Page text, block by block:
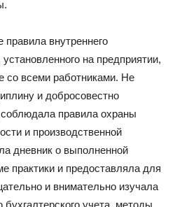
внутреннего
на предприятии,
со всеми работниками. Не
и добросовестно
правила охраны
и производственной
дневник о выполненной
практики и предоставляла для
и внимательно изучала